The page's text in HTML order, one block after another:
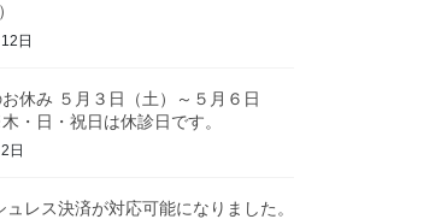
日
休み ５月３日（土）～５月６日
・日・祝日は休診日です。
日
ュレス決済が対応可能になりました。